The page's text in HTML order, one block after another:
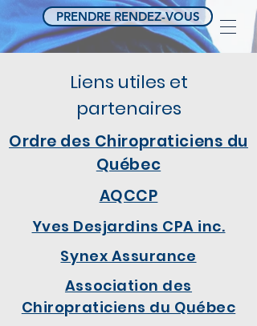
PRENDRE RENDEZ-VOUS
Liens utiles et
partenaires
Ordre des Chiropraticiens du
Québec
AQCCP
Yves Desjardins CPA inc.
Synex Assurance
Association des
Chiropraticiens du Québec